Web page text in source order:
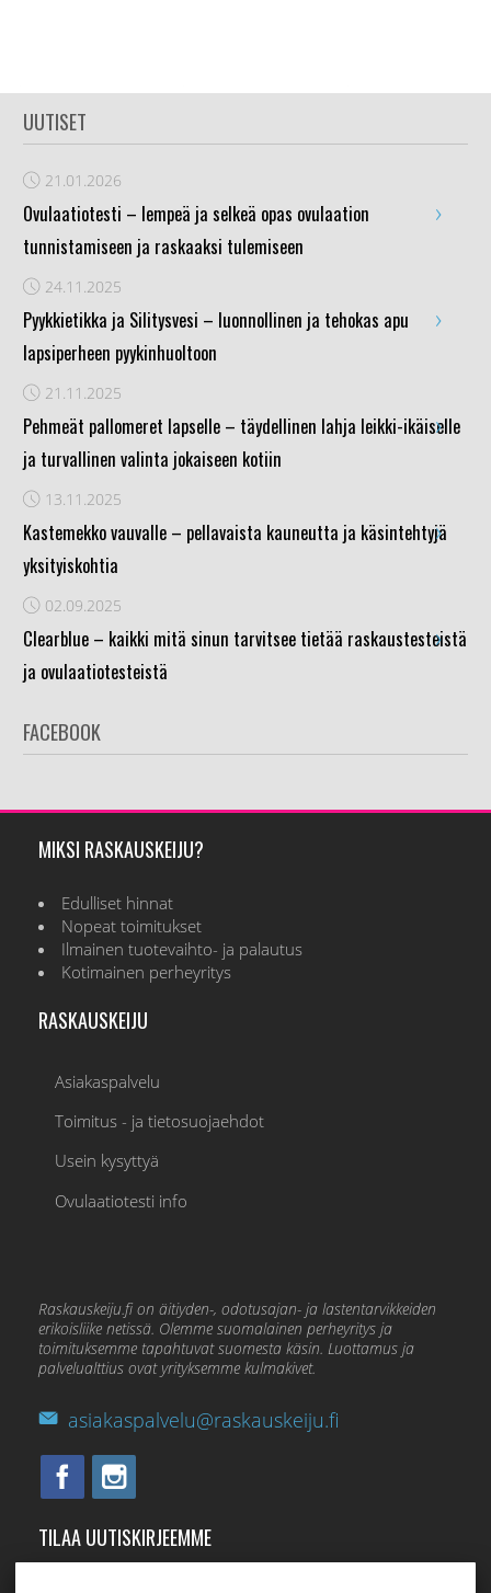
UUTISET
21.01.2026
Ovulaatiotesti – lempeä ja selkeä opas ovulaation
tunnistamiseen ja raskaaksi tulemiseen
›
24.11.2025
Pyykkietikka ja Silitysvesi – luonnollinen ja tehokas apu
lapsiperheen pyykinhuoltoon
›
21.11.2025
Pehmeät pallomeret lapselle – täydellinen lahja leikki-ikäiselle
ja turvallinen valinta jokaiseen kotiin
›
13.11.2025
Kastemekko vauvalle – pellavaista kauneutta ja käsintehtyjä
yksityiskohtia
›
02.09.2025
Clearblue – kaikki mitä sinun tarvitsee tietää raskaustesteistä
ja ovulaatiotesteistä
›
FACEBOOK
MIKSI RASKAUSKEIJU?
Edulliset hinnat
Nopeat toimitukset
Ilmainen tuotevaihto- ja palautus
Kotimainen perheyritys
RASKAUSKEIJU
Asiakaspalvelu
Toimitus - ja tietosuojaehdot
Usein kysyttyä
Ovulaatiotesti info
Raskauskeiju.fi on äitiyden-, odotusajan- ja lastentarvikkeiden
erikoisliike netissä. Olemme suomalainen perheyritys ja
toimituksemme tapahtuvat suomesta käsin. Luottamus ja
palvelualttius ovat yrityksemme kulmakivet.
asiakaspalvelu@raskauskeiju.fi
TILAA UUTISKIRJEEMME